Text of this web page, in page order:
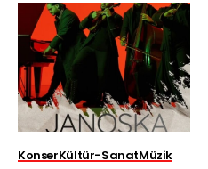
KonserKültür-SanatMüzik